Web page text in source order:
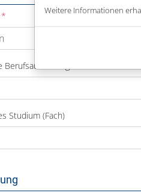
Studium (Fach)
Weitere Informationen